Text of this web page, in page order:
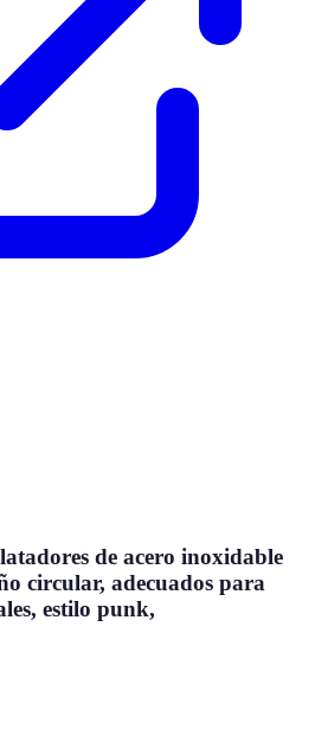
de acero inoxidable
circular, adecuados para
estilo punk,